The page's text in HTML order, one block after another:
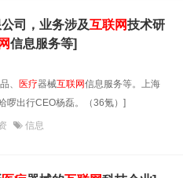
司，业务涉及互联网技术研
信息服务等]
、 医疗器械互联网信息服务等。上海
啰出行CEO杨磊。（36氪）]
信息